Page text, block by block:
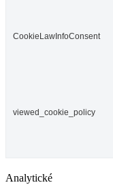
CookieLawInfoConsent
viewed_cookie_policy
Analytické